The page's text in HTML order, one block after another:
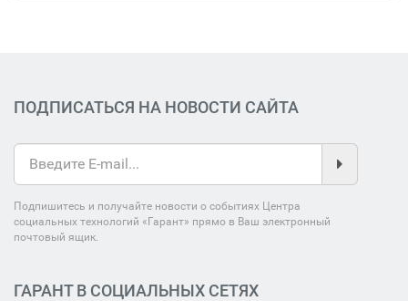
ПОДПИСАТЬСЯ НА НОВОСТИ САЙТА
Подпишитесь и получайте новости о событиях Центра
социальных технологий «Гарант» прямо в Ваш электронный
почтовый ящик.
ГАРАНТ В СОЦИАЛЬНЫХ СЕТЯХ